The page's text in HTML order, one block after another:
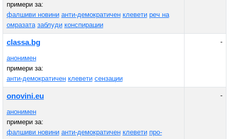
примери за:
фалшиви новини анти-демократичен клевети реч на
омразата заблуди конспирации
classa.bg
анонимен
примери за:
анти-демократичен клевети сензации
-
onovini.eu
анонимен
примери за:
фалшиви новини анти-демократичен клевети про-
-